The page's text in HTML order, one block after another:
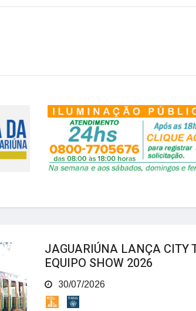
JAGUARIÚNA LANÇA CITY
EQUIPO SHOW 2026
30/07/2026